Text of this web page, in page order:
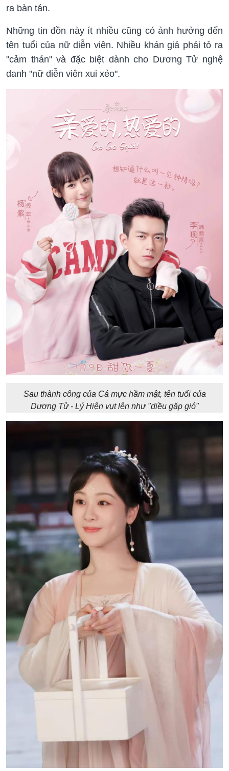
ra bàn tán.
Những tin đồn này ít nhiều cũng có ảnh hưởng đến
tên tuổi của nữ diễn viên. Nhiều khán giả phải tỏ ra
"cảm thán" và đặc biệt dành cho Dương Tử nghệ
danh "nữ diễn viên xui xẻo".
Sau thành công của Cá mực hầm mật, tên tuổi của
Dương Tử - Lý Hiện vụt lên như "diều gặp gió"